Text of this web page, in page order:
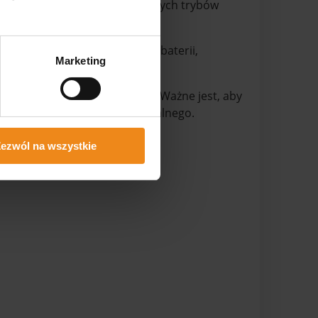
Marketing
na wszystkie
światła oraz wybór różnych trybów
wystarczającą żywotność baterii,
razem z uchwytem. Ważne jest, aby
uchwytu ładowalnego.